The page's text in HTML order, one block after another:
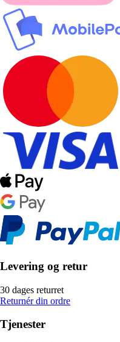
Levering og retur
30 dages returret
Returnér din ordre
Tjenester